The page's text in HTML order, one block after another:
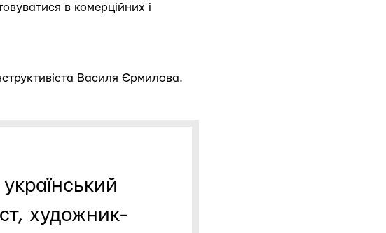
в комерційних і
Василя Єрмилова.
художник-